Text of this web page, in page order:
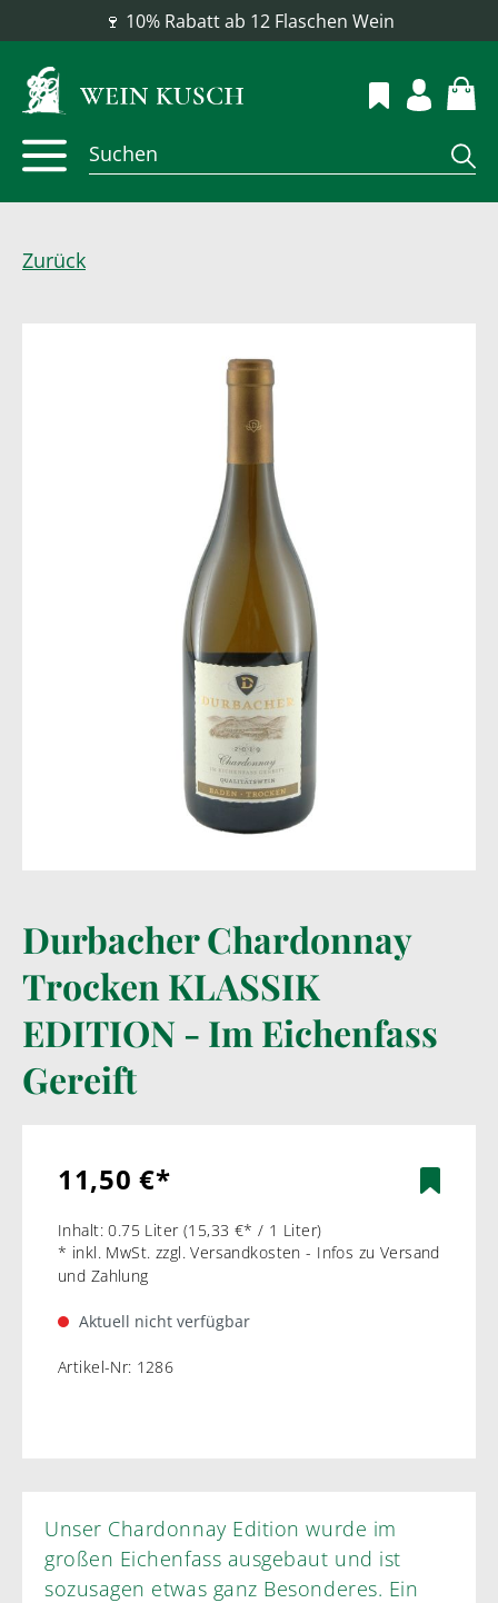
📦 Versandkostenfrei ab 100 €
Zurück
Durbacher Chardonnay
Trocken KLASSIK
EDITION - Im Eichenfass
Gereift
11,50 €*
Inhalt:0.75 Liter (15,33 €* / 1 Liter)
* inkl. MwSt. zzgl. Versandkosten - Infos zu Versand
und Zahlung
Aktuell nicht verfügbar
Artikel-Nr: 1286
Unser Chardonnay Edition wurde im
großen Eichenfass ausgebaut und ist
sozusagen etwas ganz Besonderes. Ein